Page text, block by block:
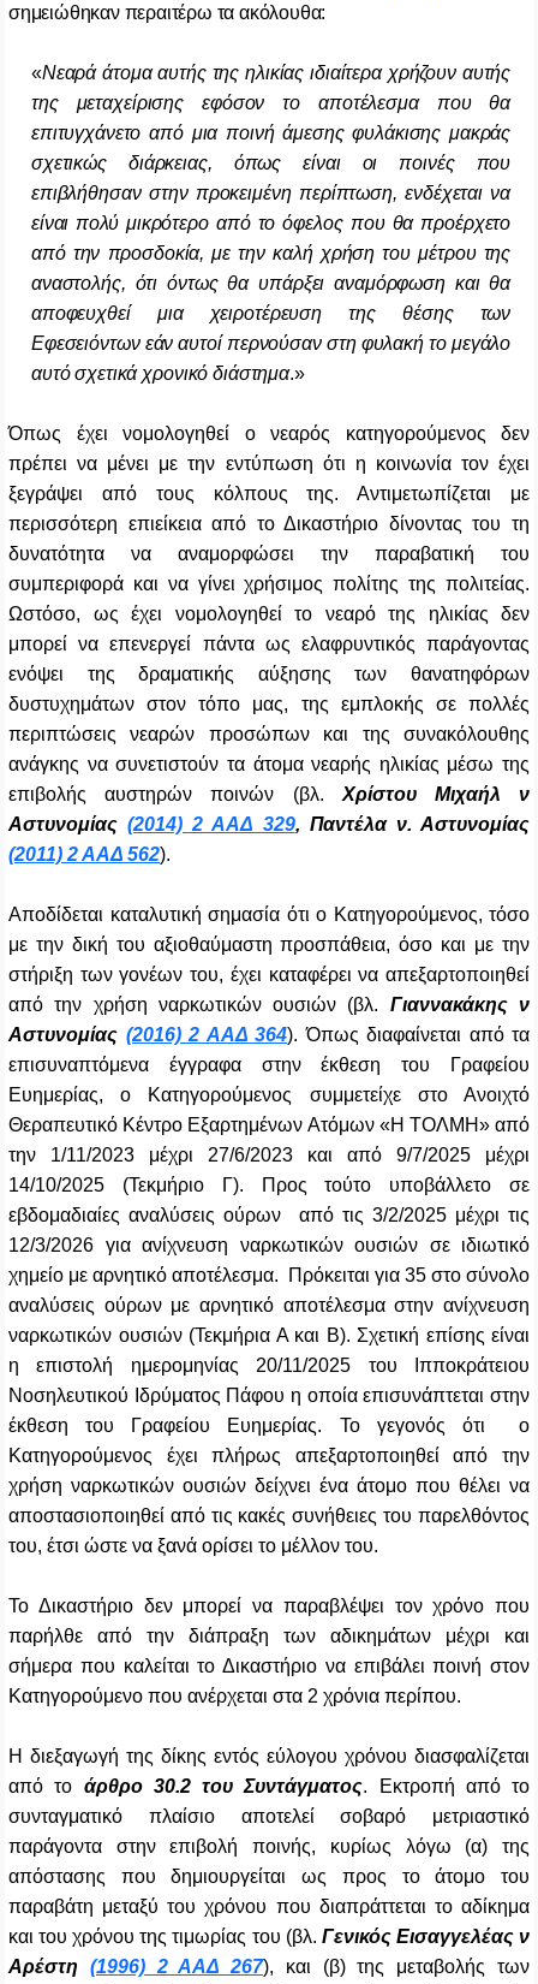
σημειώθηκαν περαιτέρω τα ακόλουθα:
«Νεαρά άτομα αυτής της ηλικίας ιδιαίτερα χρήζουν αυτής
της μεταχείρισης εφόσον το αποτέλεσμα που θα
επιτυγχάνετο από μια ποινή άμεσης φυλάκισης μακράς
σχετικώς διάρκειας, όπως είναι οι ποινές που
επιβλήθησαν στην προκειμένη περίπτωση, ενδέχεται να
είναι πολύ μικρότερο από το όφελος που θα προέρχετο
από την προσδοκία, με την καλή χρήση του μέτρου της
αναστολής, ότι όντως θα υπάρξει αναμόρφωση και θα
αποφευχθεί μια χειροτέρευση της θέσης των
Εφεσειόντων εάν αυτοί περνούσαν στη φυλακή το μεγάλο
αυτό σχετικά χρονικό διάστημα.»
Όπως έχει νομολογηθεί ο νεαρός κατηγορούμενος δεν
πρέπει να μένει με την εντύπωση ότι η κοινωνία τον έχει
ξεγράψει από τους κόλπους της. Αντιμετωπίζεται με
περισσότερη επιείκεια από το Δικαστήριο δίνοντας του τη
δυνατότητα να αναμορφώσει την παραβατική του
συμπεριφορά και να γίνει χρήσιμος πολίτης της πολιτείας.
Ωστόσο, ως έχει νομολογηθεί το νεαρό της ηλικίας δεν
μπορεί να επενεργεί πάντα ως ελαφρυντικός παράγοντας
ενόψει της δραματικής αύξησης των θανατηφόρων
δυστυχημάτων στον τόπο μας, της εμπλοκής σε πολλές
περιπτώσεις νεαρών προσώπων και της συνακόλουθης
ανάγκης να συνετιστούν τα άτομα νεαρής ηλικίας μέσω της
επιβολής αυστηρών ποινών (βλ. Χρίστου Μιχαήλ ν
Αστυνομίας(2014) 2 ΑΑΔ 329, Παντέλα ν. Αστυνομίας
(2011) 2 ΑΑΔ 562).
Αποδίδεται καταλυτική σημασία ότι ο Κατηγορούμενος, τόσο
με την δική του αξιοθαύμαστη προσπάθεια, όσο και με την
στήριξη των γονέων του, έχει καταφέρει να απεξαρτοποιηθεί
από την χρήση ναρκωτικών ουσιών (βλ. Γιαννακάκης ν
Αστυνομίας (2016) 2 ΑΑΔ 364). Όπως διαφαίνεται από τα
επισυναπτόμενα έγγραφα στην έκθεση του Γραφείου
Ευημερίας, ο Κατηγορούμενος συμμετείχε στο Ανοιχτό
Θεραπευτικό Κέντρο Εξαρτημένων Ατόμων «Η ΤΟΛΜΗ» από
την 1/11/2023 μέχρι 27/6/2023 και από 9/7/2025 μέχρι
14/10/2025 (Τεκμήριο Γ). Προς τούτο υποβάλλετο σε
εβδομαδιαίες αναλύσεις ούρων από τις 3/2/2025 μέχρι τις
12/3/2026 για ανίχνευση ναρκωτικών ουσιών σε ιδιωτικό
χημείο με αρνητικό αποτέλεσμα. Πρόκειται για 35 στο σύνολο
αναλύσεις ούρων με αρνητικό αποτέλεσμα στην ανίχνευση
ναρκωτικών ουσιών (Τεκμήρια Α και Β). Σχετική επίσης είναι
η επιστολή ημερομηνίας 20/11/2025 του Ιπποκράτειου
Νοσηλευτικού Ιδρύματος Πάφου η οποία επισυνάπτεται στην
έκθεση του Γραφείου Ευημερίας. Το γεγονός ότι ο
Κατηγορούμενος έχει πλήρως απεξαρτοποιηθεί από την
χρήση ναρκωτικών ουσιών δείχνει ένα άτομο που θέλει να
αποστασιοποιηθεί από τις κακές συνήθειες του παρελθόντος
του, έτσι ώστε να ξανά ορίσει το μέλλον του.
Το Δικαστήριο δεν μπορεί να παραβλέψει τον χρόνο που
παρήλθε από την διάπραξη των αδικημάτων μέχρι και
σήμερα που καλείται το Δικαστήριο να επιβάλει ποινή στον
Κατηγορούμενο που ανέρχεται στα 2 χρόνια περίπου.
Η διεξαγωγή της δίκης εντός εύλογου χρόνου διασφαλίζεται
από το άρθρο 30.2 του Συντάγματος. Εκτροπή από το
συνταγματικό πλαίσιο αποτελεί σοβαρό μετριαστικό
παράγοντα στην επιβολή ποινής, κυρίως λόγω (α) της
απόστασης που δημιουργείται ως προς το άτομο του
παραβάτη μεταξύ του χρόνου που διαπράττεται το αδίκημα
και του χρόνου της τιμωρίας του (βλ. Γενικός Εισαγγελέας ν
Αρέστη (1996) 2 ΑΑΔ 267), και (β) της μεταβολής των